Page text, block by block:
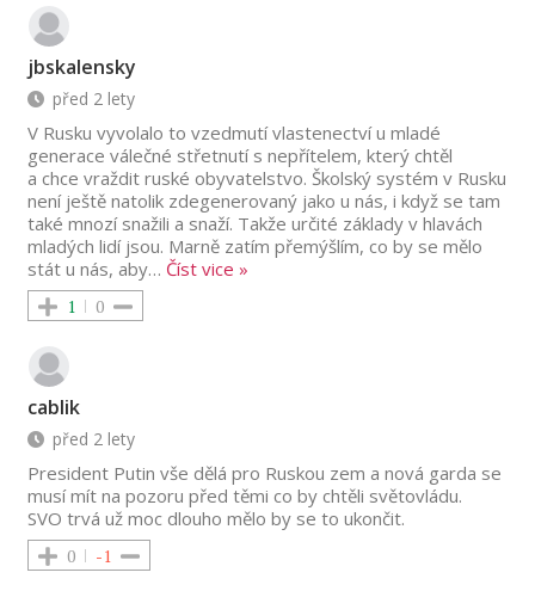
jbskalensky
před 2 lety
V Rusku vyvolalo to vzedmutí vlastenectví u mladé
generace válečné střetnutí s nepřítelem, který chtěl
a chce vraždit ruské obyvatelstvo. Školský systém v Rusku
není ještě natolik zdegenerovaný jako u nás, i když se tam
také mnozí snažili a snaží. Takže určité základy v hlavách
mladých lidí jsou. Marně zatím přemýšlím, co by se mělo
stát u nás, aby… Číst vice »
1 0
cablik
před 2 lety
President Putin vše dělá pro Ruskou zem a nová garda se
musí mít na pozoru před těmi co by chtěli světovládu.
SVO trvá už moc dlouho mělo by se to ukončit.
0 -1